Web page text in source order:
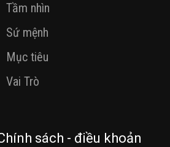
Tầm nhìn
Sứ mệnh
Mục tiêu
Vai Trò
sách - điều khoản